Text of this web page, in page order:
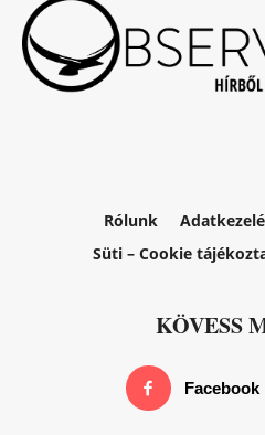
Rólunk
Süti – Cookie
KÖVESS
Facebook